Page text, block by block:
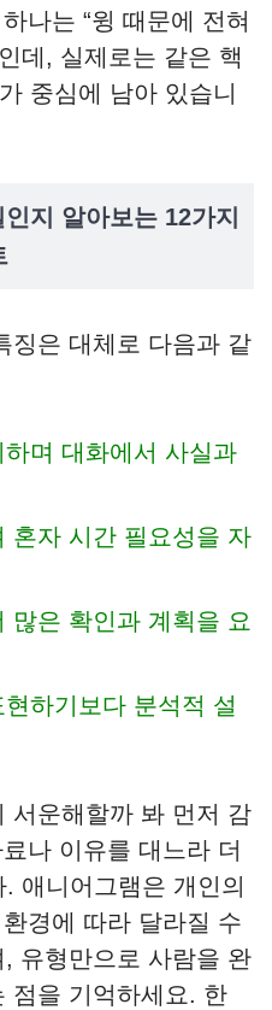
나는 “윙 때문에 전혀
데, 실제로는 같은 핵
중심에 남아 있습니
지 알아보는 12가지
징은 대체로 다음과 같
며 대화에서 사실과
혼자 시간 필요성을 자
많은 확인과 계획을 요
하기보다 분석적 설
서운해할까 봐 먼저 감
나 이유를 대느라 더
애니어그램은 개인의
경에 따라 달라질 수
유형만으로 사람을 완
점을 기억하세요. 한